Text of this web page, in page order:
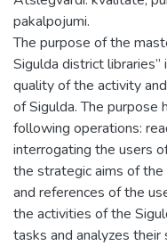
pakalpojumi.
The purpose of the
Sigulda district
quality of the activity
of Sigulda. The purpose
following operations:
interrogating the users
the strategic aims of
and references of the
the activities of the
tasks and analyzes their